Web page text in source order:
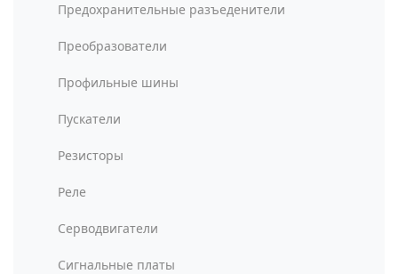
Предохранительные разъеденители
Преобразователи
Профильные шины
Пускатели
Резисторы
Реле
Серводвигатели
Сигнальные платы